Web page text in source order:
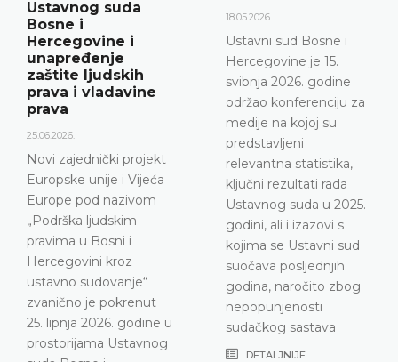
18.05.2026.
Ustavni sud Bosne i
Hercegovine je 15.
svibnja 2026. godine
održao konferenciju za
predstavljeni
relevantna statistika,
ključni rezultati rada
Ustavnog suda u 2025.
godini, ali i izazovi s
kojima se Ustavni sud
suočava posljednjih
godina, naročito zbog
nepopunjenosti
sudačkog sastava
DETALJNIJE
Hercegovine
terminu od 10.00 do
11.30 održati
konferenciju za medije
DETALJNIJE